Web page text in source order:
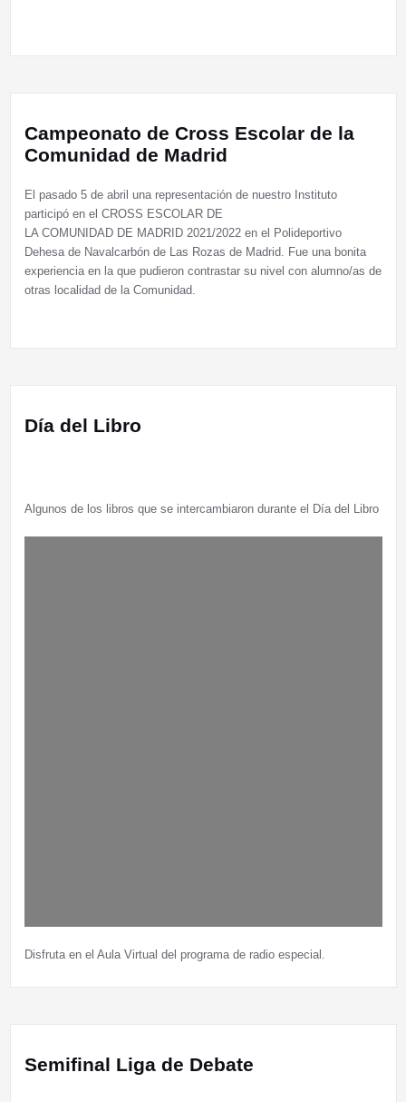
Campeonato de Cross Escolar de la
Comunidad de Madrid
El pasado 5 de abril una representación de nuestro Instituto
participó en el CROSS ESCOLAR DE
LA COMUNIDAD DE MADRID 2021/2022 en el Polideportivo
Dehesa de Navalcarbón de Las Rozas de Madrid. Fue una bonita
experiencia en la que pudieron contrastar su nivel con alumno/as de
otras localidad de la Comunidad.
Día del Libro
Algunos de los libros que se intercambiaron durante el Día del Libro
Disfruta en el Aula Virtual del programa de radio especial.
Semifinal Liga de Debate